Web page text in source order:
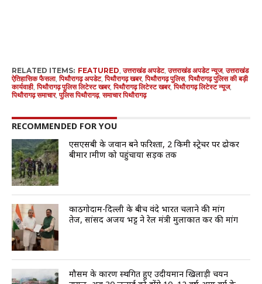
RELATED ITEMS: FEATURED ,उत्तराखंड अपडेट,उत्तराखंड अपडेट न्यूज,उत्तराखंड
ऐतिहासिक फैसला,पिथौरागढ़ अपडेट,पिथौरागढ़ खबर,पिथौरागढ़ पुलिस,पिथौरागढ़ पुलिस की बड़ी
कार्यवाही,पिथौरागढ़ पुलिस लिटेस्ट खबर,पिथौरागढ़ लिटेस्ट खबर,पिथौरागढ़ लिटेस्ट न्यूज,
पिथौरागढ़ समाचार,पुलिस पिथौरागढ़,समाचार पिथौरागढ़
RECOMMENDED FOR YOU
एसएसबी के जवान बने फरिश्ता, 2 किमी स्ट्रेचर पर ढोकर
बीमार ग्रामीण को पहुंचाया सड़क तक
काठगोदाम-दिल्ली के बीच वंदे भारत चलाने की मांग
तेज, सांसद अजय भट्ट ने रेल मंत्री मुलाकात कर की मांग
मौसम के कारण स्थगित हुए उदीयमान खिलाड़ी चयन